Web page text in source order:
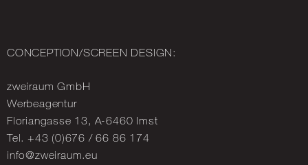
CON­CEP­TION/SCREEN DESIGN:
zweiraum GmbH
Wer­beagen­tur
Flori­an­gasse 13, A-6460 Imst
Tel. +43 (0)676 / 66 86 174
info@​zweiraum.​eu